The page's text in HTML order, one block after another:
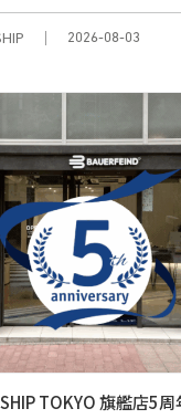
2026-08-03
TOKYO 旗艦店5